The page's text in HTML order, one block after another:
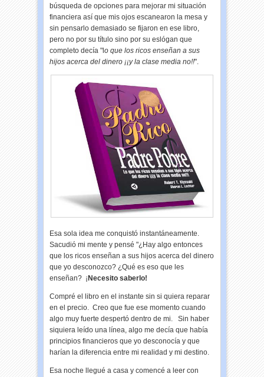
búsqueda de opciones para mejorar mi situación
financiera así que mis ojos escanearon la mesa y
sin pensarlo demasiado se fijaron en ese libro,
pero no por su título sino por su eslógan que
completo decía "lo que los ricos enseñan a sus
hijos acerca del dinero ¡¡y la clase media no!!".
Esa sola idea me conquistó instantáneamente.
Sacudió mi mente y pensé "¿Hay algo entonces
que los ricos enseñan a sus hijos acerca del dinero
que yo desconozco? ¿Qué es eso que les
enseñan? ¡ Necesito saberlo!
Compré el libro en el instante sin si quiera reparar
en el precio. Creo que fue ese momento cuando
algo muy fuerte despertó dentro de mi. Sin haber
siquiera leído una línea, algo me decía que había
principios financieros que yo desconocía y que
harían la diferencia entre mi realidad y mi destino.
Esa noche llegué a casa y comencé a leer con